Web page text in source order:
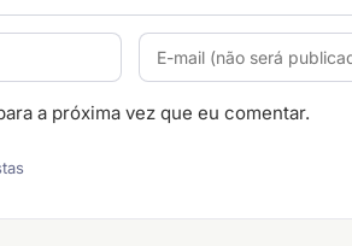
a próxima vez que eu comentar.